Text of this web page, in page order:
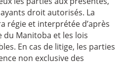
droit autorisés. La
régie et interprétée d’après
du Manitoba et les lois
En cas de litige, les parties
non exclusive des